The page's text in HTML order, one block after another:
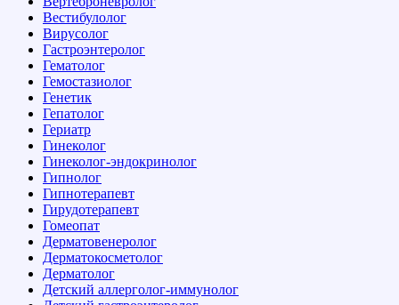
Вестибулолог
Вирусолог
Гастроэнтеролог
Гематолог
Гемостазиолог
Генетик
Гепатолог
Гериатр
Гинеколог
Гинеколог-эндокринолог
Гипнолог
Гипнотерапевт
Гирудотерапевт
Гомеопат
Дерматовенеролог
Дерматокосметолог
Дерматолог
Детский аллерголог-иммунолог